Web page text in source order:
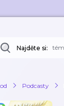
Najděte si:
Podcasty